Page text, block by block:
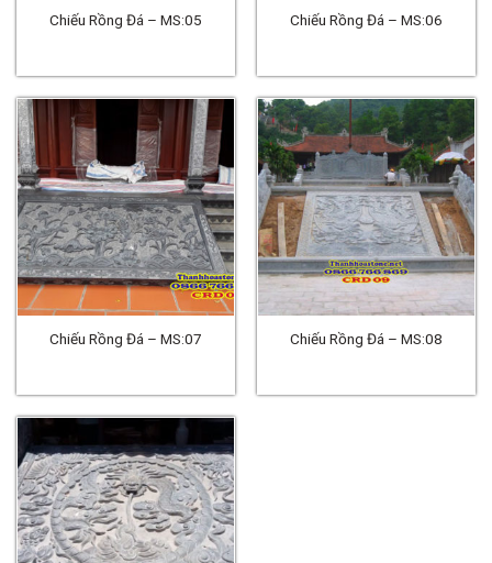
Chiếu Rồng Đá – MS:05 Chiếu Rồng Đá – MS:06
Chiếu Rồng Đá – MS:07 Chiếu Rồng Đá – MS:08